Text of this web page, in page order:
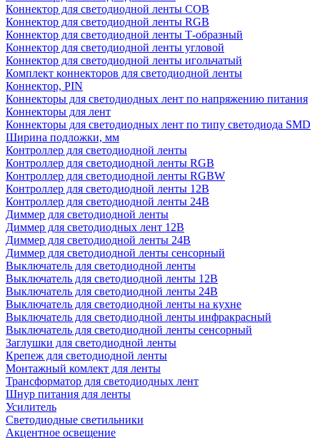
Коннектор для светодиодной ленты COB
Коннектор для светодиодной ленты RGB
Коннектор для светодиодной ленты Т-образный
Коннектор для светодиодной ленты угловой
Коннектор для светодиодной ленты игольчатый
Комплект коннекторов для светодиодной ленты
Коннектор, PIN
Коннекторы для светодиодных лент по напряжению питания
Коннекторы для лент
Коннекторы для светодиодных лент по типу светодиода SMD
Ширина подложки, мм
Контроллер для светодиодной ленты
Контроллер для светодиодной ленты RGB
Контроллер для светодиодной ленты RGBW
Контроллер для светодиодной ленты 12В
Контроллер для светодиодной ленты 24В
Диммер для светодиодной ленты
Диммер для светодиодных лент 12В
Диммер для светодиодной ленты 24В
Диммер для светодиодной ленты сенсорный
Выключатель для светодиодной ленты
Выключатель для светодиодной ленты 12В
Выключатель для светодиодной ленты 24В
Выключатель для светодиодной ленты на кухне
Выключатель для светодиодной ленты инфракрасный
Выключатель для светодиодной ленты сенсорный
Заглушки для светодиодной ленты
Крепеж для светодиодной ленты
Монтажный комлект для ленты
Трансформатор для светодиодных лент
Шнур питания для ленты
Усилитель
Светодиодные светильники
Акцентное освещение